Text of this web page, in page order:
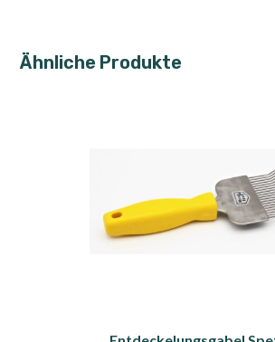
Ähnliche Produkte